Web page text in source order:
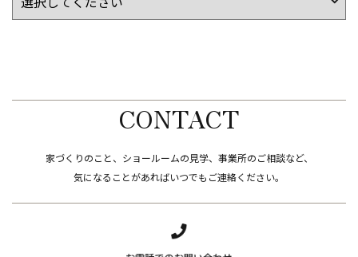
CONTACT
家づくりのこと、ショールームの見学、事業所のご相談など、
​​​​​​​気になることがあればいつでもご連絡ください。